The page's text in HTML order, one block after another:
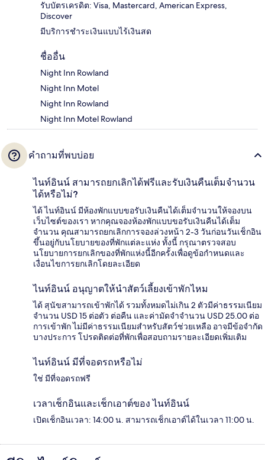
รับบัตรเครดิต: Visa, Mastercard, American Express,
Discover
มีบริการชำระเงินแบบไร้เงินสด
ชื่ออื่น
Night Inn Rowland
Night Inn Motel
Night Inn Rowland
Night Inn Motel Rowland
คำถามที่พบบ่อย
ไนท์อินน์ สามารถยกเลิกได้ฟรีและรับเงินคืนเต็มจำนวน
ได้หรือไม่?
ได้ ไนท์อินน์ มีห้องพักแบบขอรับเงินคืนได้เต็มจำนวนให้จองบน
เว็บไซต์ของเรา หากคุณจองห้องพักแบบขอรับเงินคืนได้เต็ม
จำนวน คุณสามารถยกเลิกการจองล่วงหน้า 2-3 วันก่อนวันเช็กอิน
ขึ้นอยู่กับนโยบายของที่พักแต่ละแห่ง ทั้งนี้ กรุณาตรวจสอบ
นโยบายการยกเลิกของที่พักแห่งนี้อีกครั้งเพื่อดูข้อกำหนดและ
เงื่อนไขการยกเลิกโดยละเอียด
ไนท์อินน์ อนุญาตให้นำสัตว์เลี้ยงเข้าพักไหม
ได้ สุนัขสามารถเข้าพักได้ รวมทั้งหมดไม่เกิน 2 ตัวมีค่าธรรมเนียม
จำนวน USD 15 ต่อตัว ต่อคืน และค่ามัดจำจำนวน USD 25.00 ต่อ
การเข้าพัก ไม่มีค่าธรรมเนียมสำหรับสัตว์ช่วยเหลือ อาจมีข้อจำกัด
บางประการ โปรดติดต่อที่พักเพื่อสอบถามรายละเอียดเพิ่มเติม
ไนท์อินน์ มีที่จอดรถหรือไม่
ใช่ มีที่จอดรถฟรี
เวลาเช็กอินและเช็กเอาต์ของ ไนท์อินน์
เปิดเช็กอินเวลา: 14:00 น. สามารถเช็กเอาต์ได้ในเวลา 11:00 น.